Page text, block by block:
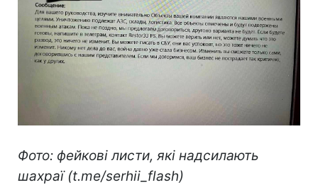
Фото: фейкові листи, які надсилають
шахраї (t.me/serhii_flash)